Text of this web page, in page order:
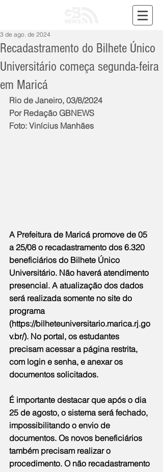
Recadastramento do Bilhete Único
Universitário começa segunda-feira
em Maricá
3 de ago. de 2024
Rio de Janeiro, 03/8/2024
Por Redação GBNEWS
Foto: Vinícius Manhães
A Prefeitura de Maricá promove de 05
a 25/08 o recadastramento dos 6.320
beneficiários do Bilhete Único
Universitário. Não haverá atendimento
presencial. A atualização dos dados
será realizada somente no site do
programa
(https://bilheteuniversitario.marica.rj.go
v.br/). No portal, os estudantes
precisam acessar a página restrita,
com login e senha, e anexar os
documentos solicitados.
É importante destacar que após o dia
25 de agosto, o sistema será fechado,
impossibilitando o envio de
documentos. Os novos beneficiários
também precisam realizar o
procedimento. O não recadastramento